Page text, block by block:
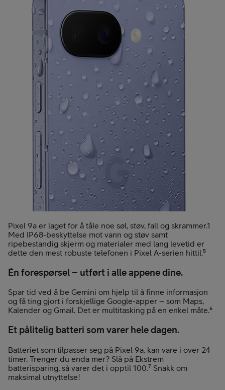
Pixel 9a er laget for å tåle noe søl, støv, fall og skrammer.1
Med IP68-beskyttelse mot vann og støv samt
ripebestandig skjerm og materialer med lang levetid er
dette den mest robuste telefonen i Pixel A-serien hittil.⁵
Én forespørsel – utført i alle appene dine.
Spar tid ved å be Gemini om hjelp til å finne informasjon
og få ting gjort i forskjellige Google-apper – som Maps,
Kalender og Gmail. Det er multitasking på en enkel måte.⁶
Et pålitelig batteri som varer hele dagen.
Batteriet som tilpasser seg på Pixel 9a, kan vare i over 24
timer. Trenger du enda mer? Slå på Ekstrem
batterisparing, så varer det i opptil 100.⁷ Snakk om
maksimal utnyttelse!